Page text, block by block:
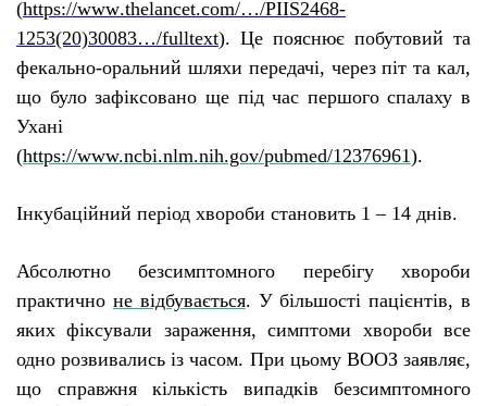
(https://www.thelancet.com/…/PIIS2468-
1253(20)30083…/fulltext). Це пояснює побутовий та
фекально-оральний шляхи передачі, через піт та кал,
що булозафіксовано ще під час першого спалаху в
Ухані
(https://www.ncbi.nlm.nih.gov/pubmed/12376961).
Інкубаційний період хвороби становить 1 – 14 днів.
Абсолютно безсимптомного перебігухвороби
практично не відбувається. У більшості пацієнтів, в
яких фіксували зараження, симптоми хвороби все
одно розвивались із часом. При цьому ВООЗ заявляє,
що справжня кількість випадків безсимптомного